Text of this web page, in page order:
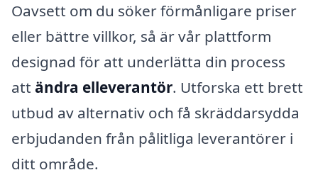
Oavsett om du söker förmånligare priser
eller bättre villkor, så är vår plattform
designad för att underlätta din process
att ändra elleverantör. Utforska ett brett
utbud av alternativ och få skräddarsydda
erbjudanden från pålitliga leverantörer i
ditt område.